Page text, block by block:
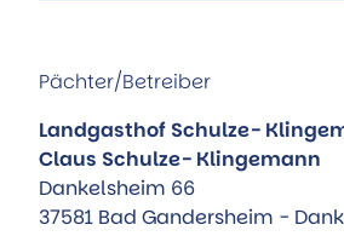
Pächter/Betreiber
Landgasthof Schulze-
Claus Schulze- Klingemann
Dankelsheim 66
37581 Bad Gandersheim -